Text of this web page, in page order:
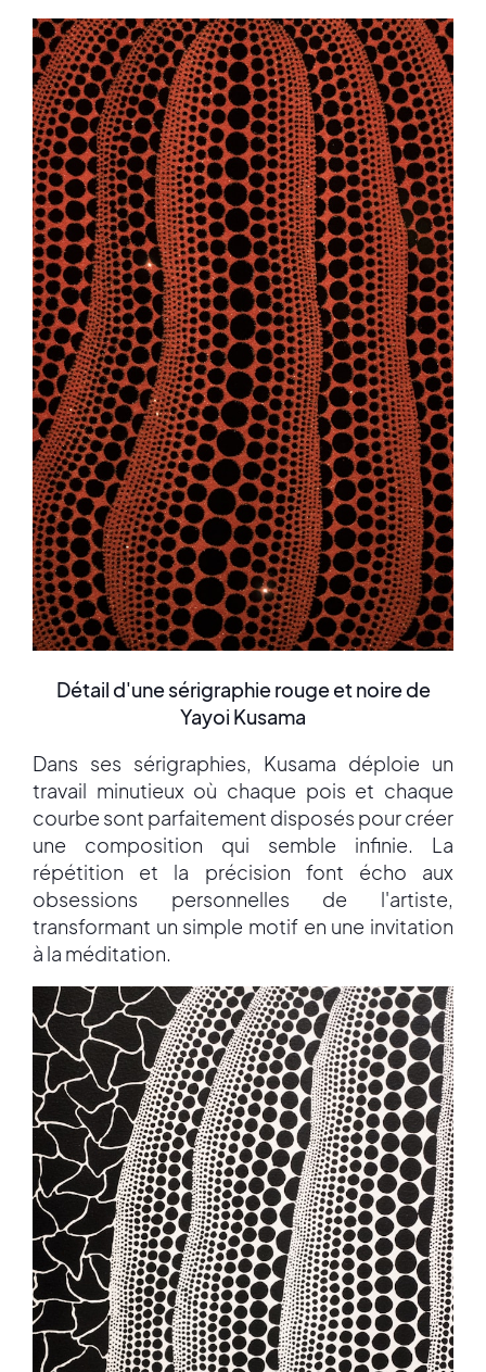
Détail d'une sérigraphie rouge et noire de
Yayoi Kusama
Dans ses sérigraphies, Kusama déploie un
travail minutieux où chaque pois et chaque
courbe sont parfaitement disposés pour créer
une composition qui semble infinie. La
répétition et la précision font écho aux
obsessions personnelles de l'artiste,
transformant un simple motif en une invitation
à la méditation.